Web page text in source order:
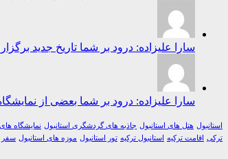
سارا علیزاده: درود بر شما تاریخ جدید
سارا علیزاده: درود بر شما بعضی از
استانبول هتل های استانبول جاذبه های گردشگری استانبول نمایشگاه
ترکی
اقامت ترکیه استانبول ترکیه تور استانبول موزه های استانبول سفر